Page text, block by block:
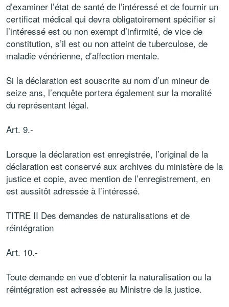
d’examiner l’état de santé de l’intéressé et de fournir un
certificat médical qui devra obligatoirement spécifier si
l’intéressé est ou non exempt d’infirmité, de vice de
constitution, s’il est ou non atteint de tuberculose, de
maladie vénérienne, d’affection mentale.
Si la déclaration est souscrite au nom d’un mineur de
seize ans, l’enquête portera également sur la moralité
du représentant légal.
Art. 9.-
Lorsque la déclaration est enregistrée, l’original de la
déclaration est conservé aux archives du ministère de la
justice et copie, avec mention de l’enregistrement, en
est aussitôt adressée à l’intéressé.
TITRE II Des demandes de naturalisations et de
réintégration
Art. 10.-
Toute demande en vue d’obtenir la naturalisation ou la
réintégration est adressée au Ministre de la justice.